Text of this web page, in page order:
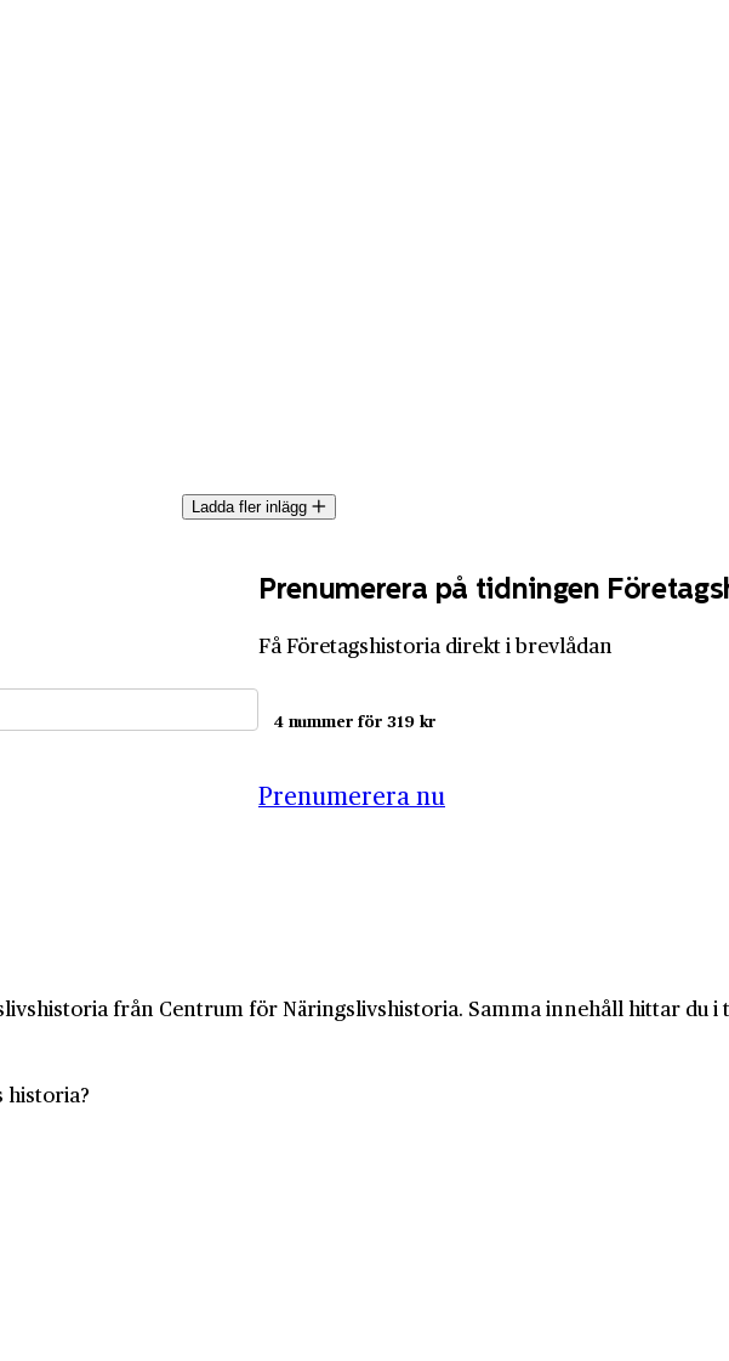
Ladda fler inlägg
Prenumerera på tidningen
Få Företagshistoria direkt i brevlådan
4 nummer för 319 kr
Prenumerera nu
från Centrum för Näringslivshistoria. Samma innehåll hittar du